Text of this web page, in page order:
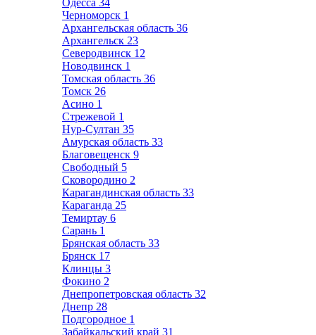
Одесса 34
Черноморск 1
Архангельская область 36
Архангельск 23
Северодвинск 12
Новодвинск 1
Томская область 36
Томск 26
Асино 1
Стрежевой 1
Нур-Султан 35
Амурская область 33
Благовещенск 9
Свободный 5
Сковородино 2
Карагандинская область 33
Караганда 25
Темиртау 6
Сарань 1
Брянская область 33
Брянск 17
Клинцы 3
Фокино 2
Днепропетровская область 32
Днепр 28
Подгородное 1
Забайкальский край 31